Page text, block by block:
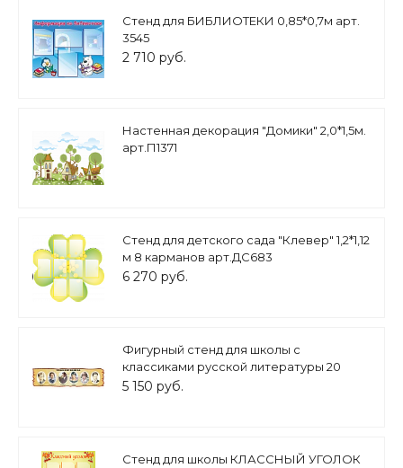
Стенд для БИБЛИОТЕКИ 0,85*0,7м арт.
3545
2 710 руб.
Настенная декорация "Домики" 2,0*1,5м.
арт.П1371
Стенд для детского сада "Клевер" 1,2*1,12
м 8 карманов арт.ДС683
6 270 руб.
Фигурный стенд для школы с
классиками русской литературы 20
века, 2*0,6м арт. 1358
5 150 руб.
Стенд для школы КЛАССНЫЙ УГОЛОК